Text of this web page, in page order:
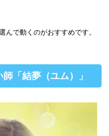
んで動くのがおすすめです。
「結夢（ユム）」